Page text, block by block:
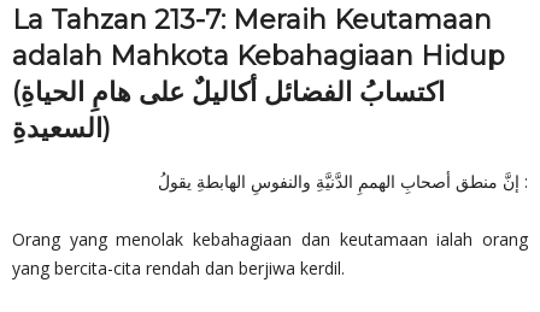
La Tahzan 213-7: Meraih Keutamaan
adalah Mahkota Kebahagiaan Hidup
(اكتسابُ الفضائل أكاليلٌ على هامِ الحياةِ
السعيدةِ)
إنَّ منطق أصحابِ الهممِ الدَّنيَّةِ والنفوسِ الهابطةِ يقولُ :
Orang yang menolak kebahagiaan dan keutamaan ialah orang
yang bercita-cita rendah dan berjiwa kerdil.